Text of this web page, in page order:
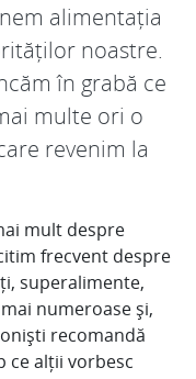
alimentația
noastre.
în grabă ce
multe ori o
revenim la
mult despre
frecvent despre
superalimente,
numeroase și,
recomandă
ce alții vorbesc